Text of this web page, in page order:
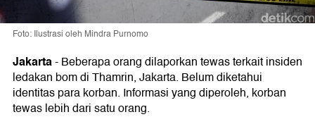
Foto: Ilustrasi oleh Mindra Purnomo
Jakarta-Beberapa orang dilaporkan tewas terkait insiden
ledakan bom di Thamrin, Jakarta. Belum diketahui
identitas para korban. Informasi yang diperoleh, korban
tewas lebih dari satu orang.